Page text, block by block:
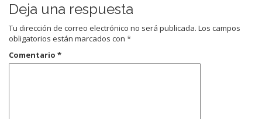
Deja una respuesta
Tu dirección de correo electrónico no será publicada. Los campos
obligatorios están marcados con *
Comentario *